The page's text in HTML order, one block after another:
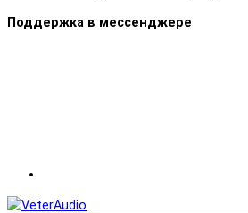
Поддержка в мессенджере